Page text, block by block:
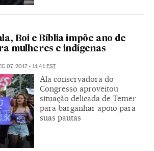
Boi e Bíblia impõe ano de
mulheres e indígenas
07, 2017 - 11:41EST
Ala conservadora do
Congresso aproveitou
situação delicada de Temer
para barganhar apoio para
suas pautas